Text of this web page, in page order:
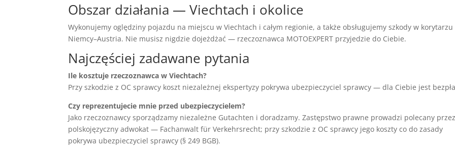
Obszar działania — Viechtach i okolice
Wykonujemy oględziny pojazdu na miejscu w Viechtach i całym regionie, a także obsługujemy szkody w korytarzu
Niemcy–Austria. Nie musisz nigdzie dojeżdżać — rzeczoznawca MOTOEXPERT przyjedzie do Ciebie.
Najczęściej zadawane pytania
Ile kosztuje rzeczoznawca w Viechtach?
Przy szkodzie z OC sprawcy koszt niezależnej ekspertyzy pokrywa ubezpieczyciel sprawcy — dla Ciebie jest
Czy reprezentujecie mnie przed ubezpieczycielem?
Jako rzeczoznawcy sporządzamy niezależne Gutachten i doradzamy. Zastępstwo prawne prowadzi polecany
polskojęzyczny adwokat — Fachanwalt für Verkehrsrecht; przy szkodzie z OC sprawcy jego koszty co do zasady
pokrywa ubezpieczyciel sprawcy (§ 249 BGB).